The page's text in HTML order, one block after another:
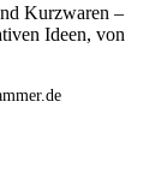
Kurzwaren –
Ideen, von